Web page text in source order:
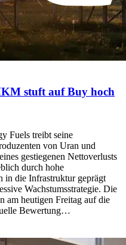
stuft auf Buy hoch
Fuels treibt seine
von Uran und
gestiegenen Nettoverlusts
durch hohe
in die Infrastruktur geprägt
Wachstumsstrategie. Die
am heutigen Freitag auf die
Bewertung…